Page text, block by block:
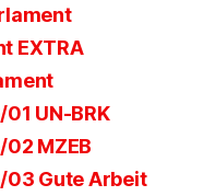
EXTRA
UN-BRK
MZEB
03 Gute Arbeit